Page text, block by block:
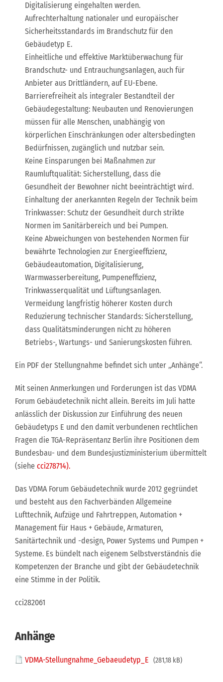
Digitalisierung eingehalten werden.
Aufrechterhaltung nationaler und europäischer
Sicherheitsstandards im Brandschutz für den
Gebäudetyp E.
Einheitliche und effektive Marktüberwachung für
Brandschutz- und Entrauchungsanlagen, auch für
Anbieter aus Drittländern, auf EU-Ebene.
Barrierefreiheit als integraler Bestandteil der
Gebäudegestaltung: Neubauten und Renovierungen
müssen für alle Menschen, unabhängig von
körperlichen Einschränkungen oder altersbedingten
Bedürfnissen, zugänglich und nutzbar sein.
Keine Einsparungen bei Maßnahmen zur
Raumluftqualität: Sicherstellung, dass die
Gesundheit der Bewohner nicht beeinträchtigt wird.
Einhaltung der anerkannten Regeln der Technik beim
Trinkwasser: Schutz der Gesundheit durch strikte
Normen im Sanitärbereich und bei Pumpen.
Keine Abweichungen von bestehenden Normen für
bewährte Technologien zur Energieeffizienz,
Gebäudeautomation, Digitalisierung,
Warmwasserbereitung, Pumpeneffizienz,
Trinkwasserqualität und Lüftungsanlagen.
Vermeidung langfristig höherer Kosten durch
Reduzierung technischer Standards: Sicherstellung,
dass Qualitätsminderungen nicht zu höheren
Betriebs-, Wartungs- und Sanierungskosten führen.
Ein PDF der Stellungnahme befindet sich unter „Anhänge“.
Mit seinen Anmerkungen und Forderungen ist das VDMA
Forum Gebäudetechnik nicht allein. Bereits im Juli hatte
anlässlich der Diskussion zur Einführung des neuen
Gebäudetyps E und den damit verbundenen rechtlichen
Fragen die TGA-Repräsentanz Berlin ihre Positionen dem
Bundesbau- und dem Bundesjustizministerium übermittelt
(siehe cci278714).
Das VDMA Forum Gebäudetechnik wurde 2012 gegründet
und besteht aus den Fachverbänden Allgemeine
Lufttechnik, Aufzüge und Fahrtreppen, Automation +
Management für Haus + Gebäude, Armaturen,
Sanitärtechnik und -design, Power Systems und Pumpen +
Systeme. Es bündelt nach eigenem Selbstverständnis die
Kompetenzen der Branche und gibt der Gebäudetechnik
eine Stimme in der Politik.
cci282061
Anhänge
VDMA-Stellungnahme_Gebaeudetyp_E (281,18 kB)